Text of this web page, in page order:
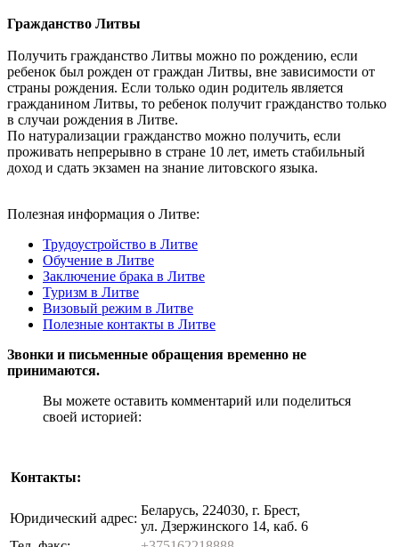
Гражданство Литвы
Получить гражданство Литвы можно по рождению, если
ребенок был рожден от граждан Литвы, вне зависимости от
страны рождения. Если только один родитель является
гражданином Литвы, то ребенок получит гражданство только
в случаи рождения в Литве.
По натурализации гражданство можно получить, если
проживать непрерывно в стране 10 лет, иметь стабильный
доход и сдать экзамен на знание литовского языка.
Полезная информация о Литве:
Трудоустройство в Литве
Обучение в Литве
Заключение брака в Литве
Туризм в Литве
Визовый режим в Литве
Полезные контакты в Литве
Звонки и письменные обращения временно не
принимаются.
Вы можете оставить комментарий или поделиться
своей историей:
Контакты:
Юридический адрес:
Беларусь, 224030, г. Брест,
ул. Дзержинского 14, каб. 6